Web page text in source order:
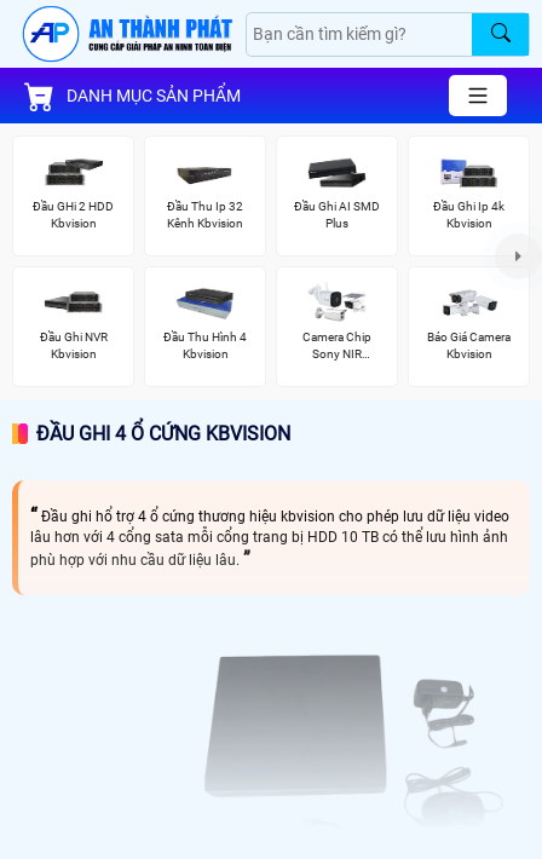
DANH MỤC SẢN PHẨM
Đầu GHi 2 HDD
Kbvision
Đầu Thu Ip 32
Kênh Kbvision
Đầu Ghi AI SMD
Plus
Đầu Ghi Ip 4k
Kbvision
Đầu Ghi NVR
Kbvision
Đầu Thu Hình 4
Kbvision
Camera Chip
Sony NIR
Báo Giá Camera
Kbvision
ĐẦU GHI 4 Ổ CỨNG KBVISION
Đầu ghi hổ trợ 4 ổ cứng thương hiệu kbvision cho phép lưu dữ liệu video
lâu hơn với 4 cổng sata mỗi cổng trang bị HDD 10 TB có thể lưu hình ảnh
phù hợp với nhu cầu dữ liệu lâu.